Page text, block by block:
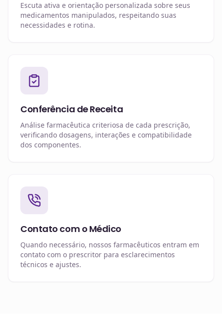
Escuta ativa e orientação personalizada sobre seus
medicamentos manipulados, respeitando suas
necessidades e rotina.
Conferência de Receita
Análise farmacêutica criteriosa de cada prescrição,
verificando dosagens, interações e compatibilidade
dos componentes.
Contato com o Médico
Quando necessário, nossos farmacêuticos entram em
contato com o prescritor para esclarecimentos
técnicos e ajustes.